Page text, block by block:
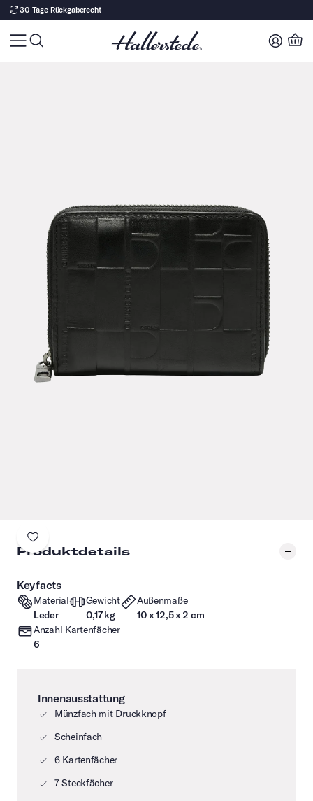
30 Tage Rückgaberecht
Produktdetails
Keyfacts
Material
Leder
Gewicht
0,17 kg
Außenmaße
10 x 12,5 x 2 cm
Anzahl Kartenfächer
6
Innenausstattung
Münzfach mit Druckknopf
Scheinfach
6 Kartenfächer
7 Steckfächer